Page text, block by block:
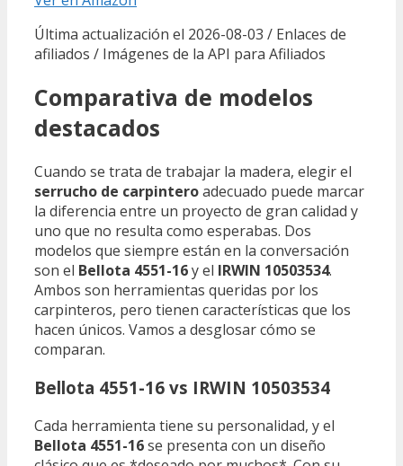
Última actualización el 2026-08-03 / Enlaces de
afiliados / Imágenes de la API para Afiliados
Comparativa de modelos
destacados
Cuando se trata de trabajar la madera, elegir el
serrucho de carpinteroadecuado puede marcar
la diferencia entre un proyecto de gran calidad y
uno que no resulta como esperabas. Dos
modelos que siempre están en la conversación
son el Bellota 4551-16y el IRWIN 10503534.
Ambos son herramientas queridas por los
carpinteros, pero tienen características que los
hacen únicos. Vamos a desglosar cómo se
comparan.
Bellota 4551-16 vs IRWIN 10503534
Cada herramienta tiene su personalidad, y el
Bellota 4551-16se presenta con un diseño